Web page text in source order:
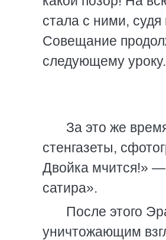
стала с ними, судя
Совещание
следующему уроку.
За это же
стенгазеты,
Двойка мчится!»
сатира».
После этого
уничтожающим